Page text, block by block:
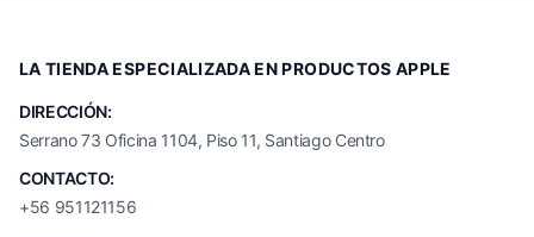
LA TIENDA ESPECIALIZADA EN PRODUCTOS APPLE
DIRECCIÓN:
Serrano 73 Oficina 1104, Piso 11, Santiago Centro
CONTACTO:
+56 951121156